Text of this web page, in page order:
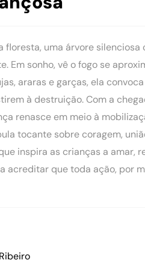
floresta, uma árvore silenciosa
Em sonho, vê o fogo se
araras e garças, ela
à destruição. Com a
renasce em meio à
tocante sobre coragem,
inspira as crianças a amar,
acreditar que toda ação, por